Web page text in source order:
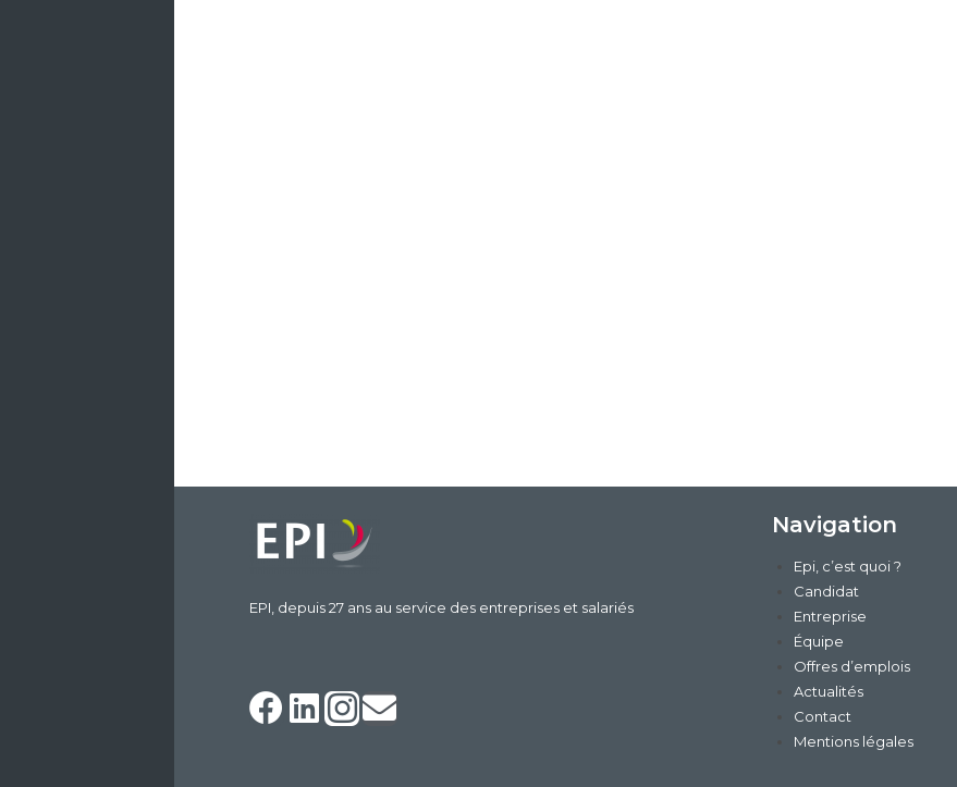
EPI, depuis 27 ans au service des entreprises et salariés
Navigation
Epi, c’est quoi ?
Candidat
Entreprise
Équipe
Offres d’emplois
Actualités
Contact
Mentions légales